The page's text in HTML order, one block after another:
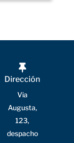
Dirección
Via
Augusta,
123,
despacho